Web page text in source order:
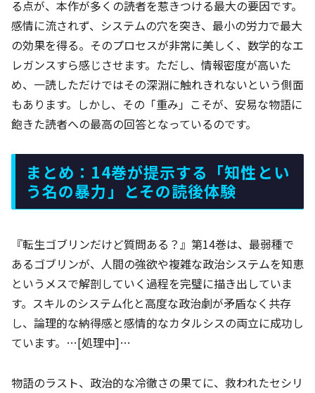
る点が、本作が多くの読者を惹きつける最大の要因です。
感情に流されず、システムの穴を突き、最小の労力で最大
の効果を得る。そのプロセスが非常に美しく、数学的なエ
レガンスすら感じさせます。ただし、情報密度が高いた
め、一読しただけではその深淵に触れきれないという側面
もあります。しかし、その「重み」こそが、安易な物語に
飽きた読者への最高の回答となっているのです。
まとめ：14巻が提示する「知性とい
う名の暴力」とその読後体験
『転生ゴブリンだけど質問ある？』第14巻は、最弱種で
あるゴブリンが、人間の強欲や複雑な政治システムを知恵
というメスで解剖していく過程を完璧に描き出していま
す。スキルのシステム化と高度な政治劇が矛盾なく共存
し、論理的な納得感と感情的なカタルシスの両立に成功し
ています。…[処理中]…
物語のラスト、政治的な冷徹さの果てに、救われたセシリ